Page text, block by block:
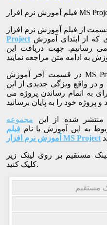
Projectرسیدیم. در این قسمت پروژه ای که از ابتدای آموزش
رسانیم. جهت دریافت این
در قسمت آخر آموزش MS Project فقط سایر بخش های باقی
و در واقع ویژگی جدیدی از این
به اتمام رساندن پروژه می
شده از این مجموعه
به این آموزش با نام فیلم
آموزش نرم افزار MS Project
مستقیم بر روی لینک زیر
کلیک کنید.
مستقیم